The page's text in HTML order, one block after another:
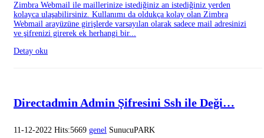
Zimbra Webmail ile maillerinize istediğiniz an istediğiniz yerden
kolayca ulaşabilirsiniz. Kullanımı da oldukça kolay olan Zimbra
Webmail arayüzüne girişlerde varsayılan olarak sadece mail adresinizi
ve şifrenizi girerek ek herhangi bir...
Detay oku
Directadmin Admin Şifresini Ssh ile Deği…
11-12-2022 Hits:5669 genel SunucuPARK